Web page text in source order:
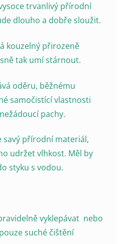
trvanlivý přírodní
dlouho a dobře sloužit.
kouzelný přirozeně
tak umí stárnout.
oděru, běžnému
samočistící vlastnosti
pachy.
savý přírodní materiál,
udržet vlhkost. Měl by
styku s vodou.
vyklepávat nebo
suché čištění